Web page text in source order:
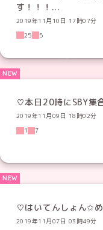
す！！！...
2019年11月10日 17時07分
25
5
♡本日20時にSBY集
2019年11月09日 18時02分
1
7
♡はいてんしょん✩
2019年11月07日 03時49分